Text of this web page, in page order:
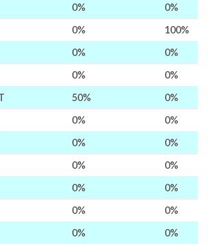
0%
0%
0%
100%
0%
0%
0%
0%
50%
0%
0%
0%
0%
0%
0%
0%
0%
0%
0%
0%
0% 0%